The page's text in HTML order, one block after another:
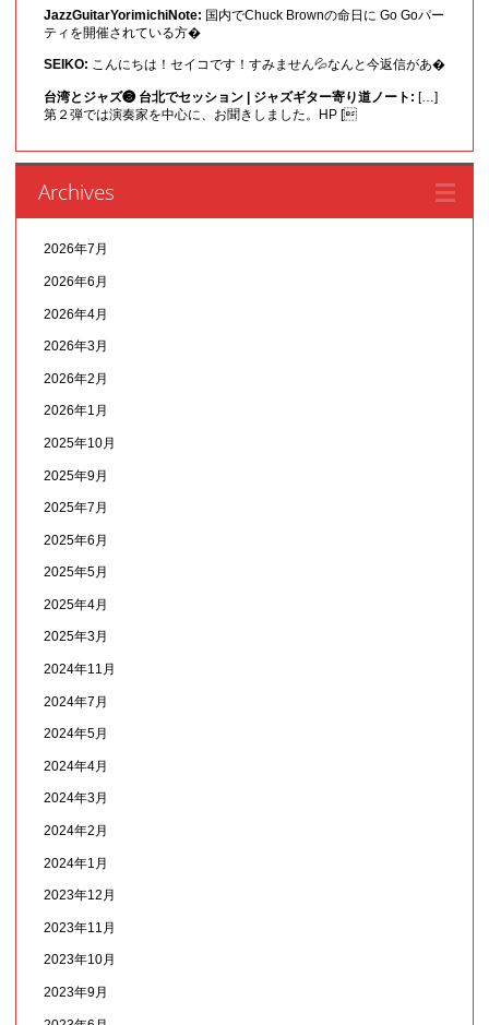
JazzGuitarYorimichiNote: 国内でChuck Brownの命日に Go Goパー
ティを開催されている方�
SEIKO: こんにちは！セイコです！すみません💦なんと今返信があ�
台湾とジャズ❸ 台北でセッション | ジャズギター寄り道ノート: […]
第２弾では演奏家を中心に、お聞きしました。HP [
Archives
2026年7月
2026年6月
2026年4月
2026年3月
2026年2月
2026年1月
2025年10月
2025年9月
2025年7月
2025年6月
2025年5月
2025年4月
2025年3月
2024年11月
2024年7月
2024年5月
2024年4月
2024年3月
2024年2月
2024年1月
2023年12月
2023年11月
2023年10月
2023年9月